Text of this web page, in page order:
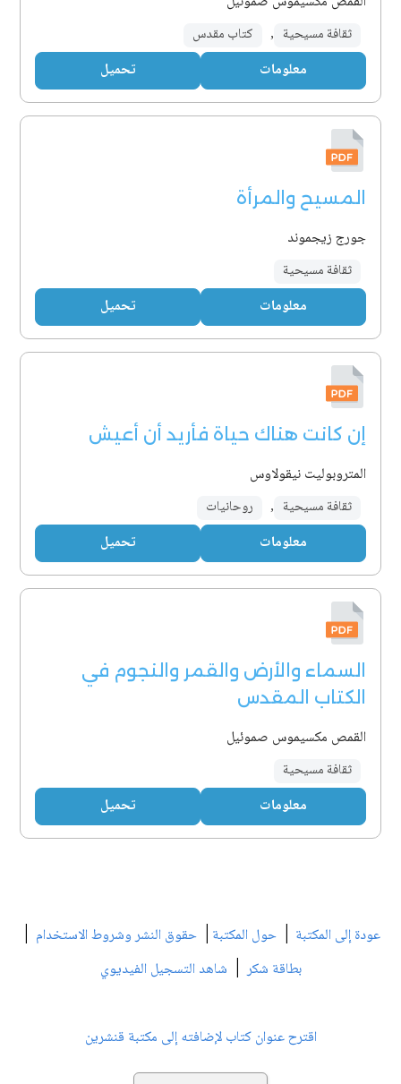
ثقافة مسيحية , كتاب مقدس
معلومات تحميل
المسيح والمرأة
جورج زيجموند
ثقافة مسيحية
معلومات تحميل
إن كانت هناك حياة فأريد أن أعيش
المتروبوليت نيقولاوس
ثقافة مسيحية , روحانيات
معلومات تحميل
السماء والأرض والقمر والنجوم في
الكتاب المقدس
القمص مكسيموس صموئيل
ثقافة مسيحية
معلومات تحميل
عودة إلى المكتبة | حول المكتبة | حقوق النشر وشروط الاستخدام |
بطاقة شكر| شاهد التسجيل الفيديوي
اقترح عنوان كتاب لإضافته إلى مكتبة قنشرين